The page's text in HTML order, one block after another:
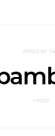
POSTS BY
1 POST